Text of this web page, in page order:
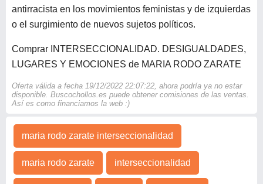
antirracista en los movimientos feministas y de izquierdas
o el surgimiento de nuevos sujetos políticos.
Comprar INTERSECCIONALIDAD. DESIGUALDADES,
LUGARES Y EMOCIONES de MARIA RODO ZARATE
Oferta válida a fecha 19/12/2022 22:07:22, ahora podría ya no estar
disponible. Buscochollos.es puede obtener comisiones de las ventas.
Así es como financiamos la web :)
maria rodo zarate interseccionalidad
maria rodo zarate interseccionalidad